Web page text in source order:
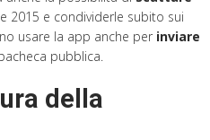
2015 e condividerle subito sui
usare la app anche per inviare
pubblica.
della